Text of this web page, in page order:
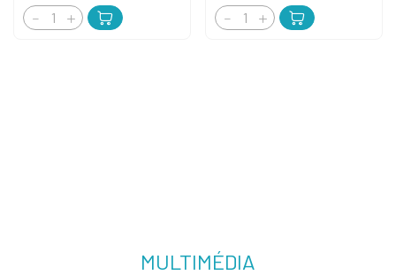
MULTIMÉDIA